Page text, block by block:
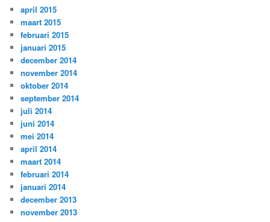
april 2015
maart 2015
februari 2015
januari 2015
december 2014
november 2014
oktober 2014
september 2014
juli 2014
juni 2014
mei 2014
april 2014
maart 2014
februari 2014
januari 2014
december 2013
november 2013